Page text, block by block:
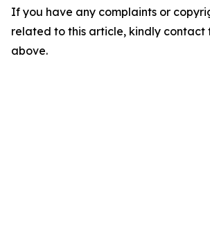
If you have any complaints or
related to this article, kindly contact
above.